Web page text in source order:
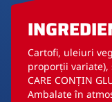
Cartofi, uleiuri
proporții variate),
CARE CONȚIN
Ambalate în